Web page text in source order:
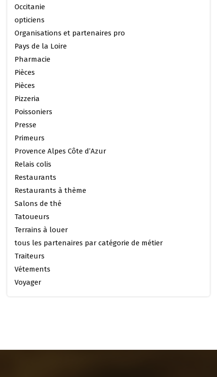
Occitanie
opticiens
Organisations et partenaires pro
Pays de la Loire
Pharmacie
Pièces
Pièces
Pizzeria
Poissoniers
Presse
Primeurs
Provence Alpes Côte d’Azur
Relais colis
Restaurants
Restaurants à thème
Salons de thé
Tatoueurs
Terrains à louer
tous les partenaires par catégorie de métier
Traiteurs
Vétements
Voyager